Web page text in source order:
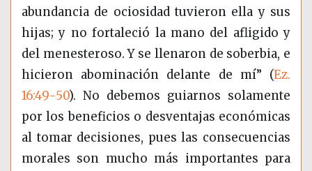
abundancia de ociosidad tuvieron ella y sus
hijas; y no fortaleció la mano del afligido y
del menesteroso. Y se llenaron de soberbia, e
hicieron abominación delante de mí” (Ez.
16:49-50). No debemos guiarnos solamente
por los beneficios o desventajas económicas
al tomar decisiones, pues las consecuencias
morales son mucho más importantes para